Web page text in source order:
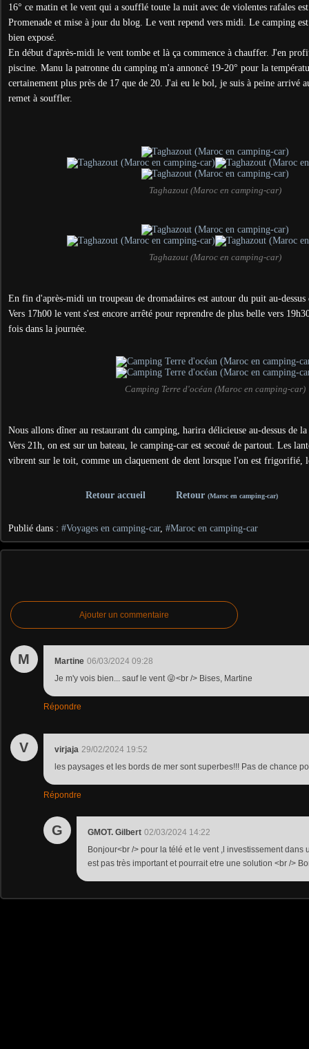
16° ce matin et le vent qui a soufflé toute la nuit avec de violentes rafales
Promenade et mise à jour du blog. Le vent repend vers midi. Le camping
bien exposé.
En début d'après-midi le vent tombe et là ça commence à chauffer. J'en
piscine. Manu la patronne du camping m'a annoncé 19-20° pour la
certainement plus près de 17 que de 20. J'ai eu le bol, je suis à peine arrivé
remet à souffler.
Taghazout (Maroc en camping-car)
Taghazout (Maroc en camping-car)
En fin d'après-midi un troupeau de dromadaires est autour du puit au-
Vers 17h00 le vent s'est encore arrêté pour reprendre de plus belle vers
fois dans la journée.
Camping Terre d'océan (Maroc en camping-car)
Nous allons dîner au restaurant du camping, harira délicieuse au-dessus de
Vers 21h, on est sur un bateau, le camping-car est secoué de partout. Les
vibrent sur le toit, comme un claquement de dent lorsque l'on est frigorifié,
Retour accueil Retour (Maroc en camping-car)
Publié dans : #Voyages en camping-car, #Maroc en camping-car
Ajouter un commentaire
M Martine 06/03/2024 09:28
Je m'y vois bien... sauf le vent 😜<br /> Bises, Martine
Répondre
V virjaja 29/02/2024 19:52
les paysages et les bords de mer sont superbes!!! Pas de chance
Répondre
G GMOT. Gilbert 02/03/2024 14:22
Bonjour<br /> pour la télé et le vent ,l investissement dans
est pas très important et pourrait etre une solution <br />